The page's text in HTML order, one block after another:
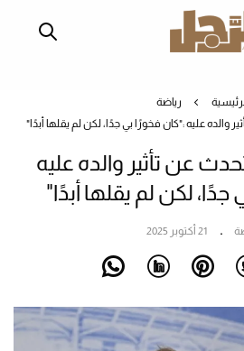
رياضة
والده عليه :"كان فخورًا بي جدًا، لكن لم يقلها أبدًا"
عن تأثير والده عليه
لكن لم يقلها أبدًا"
21 أكتوبر 2025